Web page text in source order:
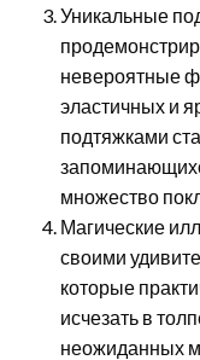
Уникальные
невероятные
эластичных и
подтяжками
множество
Магические
своими
которые
исчезать в
неожиданных